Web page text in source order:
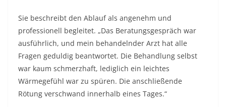
Sie beschreibt den Ablauf als angenehm und
professionell begleitet. „Das Beratungsgespräch war
ausführlich, und mein behandelnder Arzt hat alle
Fragen geduldig beantwortet. Die Behandlung selbst
war kaum schmerzhaft, lediglich ein leichtes
Wärmegefühl war zu spüren. Die anschließende
Rötung verschwand innerhalb eines Tages.“